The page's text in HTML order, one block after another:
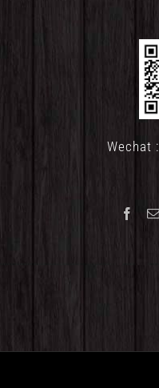
Wechat :